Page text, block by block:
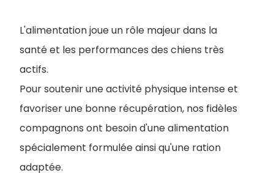
L'alimentation joue un rôle majeur dans la
santé et les performances des chiens très
actifs.
Pour soutenir une activité physique intense et
favoriser une bonne récupération, nos fidèles
compagnons ont besoin d'une alimentation
spécialement formulée ainsi qu'une ration
adaptée.